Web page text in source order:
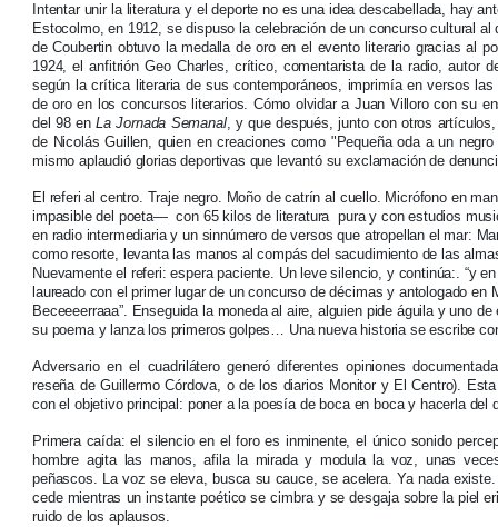
Intentar unir la literatura y el deporte no es una idea descabellada, hay
Estocolmo, en 1912, se dispuso la celebración de un concurso cultural
de Coubertin obtuvo la medalla de oro en el evento literario gracias al
1924, el anfitrión Geo Charles, crítico, comentarista de la radio, autor
según la crítica literaria de sus contemporáneos, imprimía en versos
de oro en los concursos literarios. Cómo olvidar a Juan Villoro con su
del 98 enLa Jornada Semanal, y que después, junto con otros
de Nicolás Guillen, quien en creaciones como "Pequeña oda a un
mismo aplaudió glorias deportivas que levantó su exclamación de
El referi al centro. Traje negro. Moño de catrín al cuello. Micrófono en
impasible del poeta― con 65 kilos de literatura pura y con estudios
en radio intermediaria y un sinnúmero de versos que atropellan el mar:
como resorte, levanta las manos al compás del sacudimiento de las
Nuevamente el referi: espera paciente. Un leve silencio, y continúa:. “y
laureado con el primer lugar de un concurso de décimas y antologado en
Beceeeerraaa”. Enseguida la moneda al aire, alguien pide águila y uno
su poema y lanza los primeros golpes… Una nueva historia se escribe
Adversario en el cuadrilátero generó diferentes opiniones
reseña de Guillermo Córdova, o de los diarios Monitor y El Centro).
con el objetivo principal: poner a la poesía de boca en boca y hacerla del
Primera caída: el silencio en el foro es inminente, el único sonido
hombre agita las manos, afila la mirada y modula la voz, unas
peñascos. La voz se eleva, busca su cauce, se acelera. Ya nada
cede mientras un instante poético se cimbra y se desgaja sobre la piel
ruido de los aplausos.